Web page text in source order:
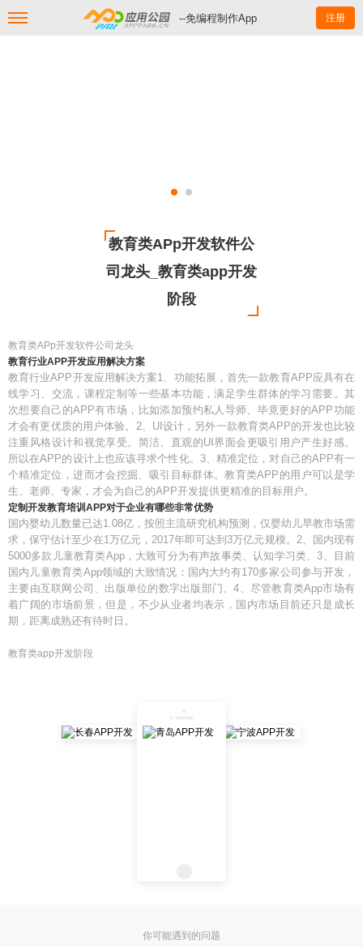
--免编程制作App 注册
教育类APp开发软件公
司龙头_教育类app开发
阶段
教育类APp开发软件公司龙头
教育行业APP开发应用解决方案
教育行业APP开发应用解决方案1、功能拓展，首先一款教育APP应具有在
线学习、交流，课程定制等一些基本功能，满足学生群体的学习需要。其
次想要自己的APP有市场，比如添加预约私人导师、毕竟更好的APP功能
才会有更优质的用户体验。2、UI设计，另外一款教育类APP的开发也比较
注重风格设计和视觉享受。简洁、直观的UI界面会更吸引用户产生好感。
所以在APP的设计上也应该寻求个性化。3、精准定位，对自己的APP有一
个精准定位，进而才会挖掘、吸引目标群体。教育类APP的用户可以是学
生、老师、专家，才会为自己的APP开发提供更精准的目标用户。
定制开发教育培训APP对于企业有哪些非常优势
国内婴幼儿数量已达1.08亿，按照主流研究机构预测，仅婴幼儿早教市场需
求，保守估计至少在1万亿元，2017年即可达到3万亿元规模。2、国内现有
5000多款儿童教育类App，大致可分为有声故事类、认知学习类、3、目前
国内儿童教育类App领域的大致情况：国内大约有170多家公司参与开发，
主要由互联网公司、出版单位的数字出版部门、4、尽管教育类App市场有
着广阔的市场前景，但是，不少从业者均表示，国内市场目前还只是成长
期，距离成熟还有待时日。
教育类app开发阶段
你可能遇到的问题